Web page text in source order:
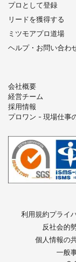
会社概要
経営チーム
採用情報
プロワン - 現場仕事
プロとして登録
リードを獲得する
ミツモアプロ道場
ヘルプ・お問い合わ
利用規約プライ
反社会的
個人情報の
一般